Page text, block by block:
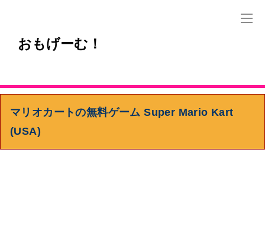
おもげーむ！
マリオカートの無料ゲーム Super Mario Kart
(USA)